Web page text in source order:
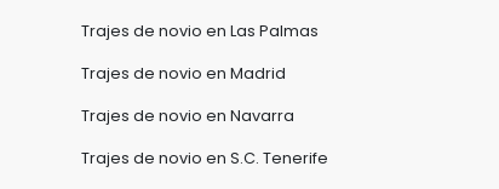
Trajes de novio en Las Palmas
Trajes de novio en Madrid
Trajes de novio en Navarra
Trajes de novio en S.C. Tenerife